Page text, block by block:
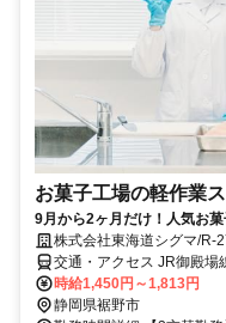
お菓子工場の軽作業
9月から2ヶ月だけ！人気お
株式会社東海道シグマ/R-
交通・アクセス JR御殿場
時給1,450円～1,813円
静岡県裾野市